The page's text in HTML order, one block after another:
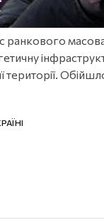
ранкового
території.